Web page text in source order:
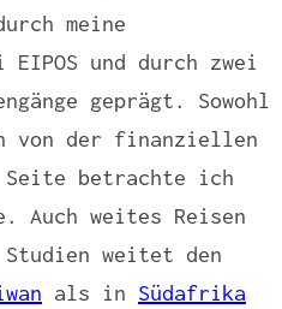
meine
und durch zwei
geprägt. Sowohl
von der finanziellen
betrachte ich
Auch weites Reisen
Studien weitet den
als in Südafrika